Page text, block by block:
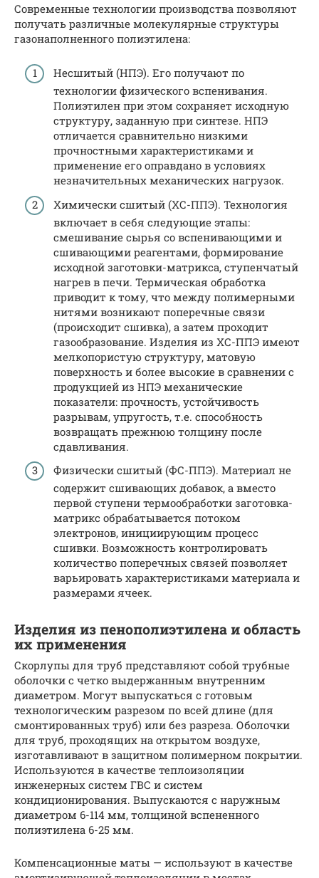
Современные технологии производства позволяют
получать различные молекулярные структуры
газонаполненного полиэтилена:
Несшитый (НПЭ). Его получают по
технологии физического вспенивания.
Полиэтилен при этом сохраняет исходную
структуру, заданную при синтезе. НПЭ
отличается сравнительно низкими
прочностными характеристиками и
применение его оправдано в условиях
незначительных механических нагрузок.
Химически сшитый (ХС-ППЭ). Технология
включает в себя следующие этапы:
смешивание сырья со вспенивающими и
сшивающими реагентами, формирование
исходной заготовки-матрикса, ступенчатый
нагрев в печи. Термическая обработка
приводит к тому, что между полимерными
нитями возникают поперечные связи
(происходит сшивка), а затем проходит
газообразование. Изделия из ХС-ППЭ имеют
мелкопористую структуру, матовую
поверхность и более высокие в сравнении с
продукцией из НПЭ механические
показатели: прочность, устойчивость
разрывам, упругость, т.е. способность
возвращать прежнюю толщину после
сдавливания.
Физически сшитый (ФС-ППЭ). Материал не
содержит сшивающих добавок, а вместо
первой ступени термообработки заготовка-
матрикс обрабатывается потоком
электронов, инициирующим процесс
сшивки. Возможность контролировать
количество поперечных связей позволяет
варьировать характеристиками материала и
размерами ячеек.
Изделия из пенополиэтилена и область
их применения
Скорлупы для труб представляют собой трубные
оболочки с четко выдержанным внутренним
диаметром. Могут выпускаться с готовым
технологическим разрезом по всей длине (для
смонтированных труб) или без разреза. Оболочки
для труб, проходящих на открытом воздухе,
изготавливают в защитном полимерном покрытии.
Используются в качестве теплоизоляции
инженерных систем ГВС и систем
кондиционирования. Выпускаются с наружным
диаметром 6-114 мм, толщиной вспененного
полиэтилена 6-25 мм.
Компенсационные маты — используют в качестве